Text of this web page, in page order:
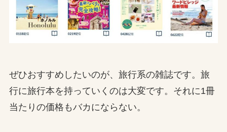
ぜひおすすめしたいのが、旅行系の雑誌です。旅
行に旅行本を持っていくのは大変です。それに1冊
当たりの価格もバカにならない。